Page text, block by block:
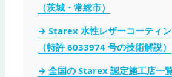
（茨城・常総市）
→ Starex 水性レザーコーティ
（特許 6033974 号の技術解説）
→ 全国の Starex 認定施工店一